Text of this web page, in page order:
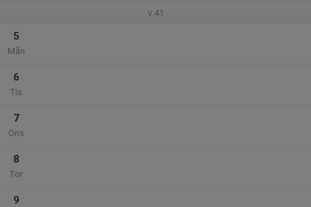
v.41
5
Mån
6
Tis
7
Ons
8
Tor
9